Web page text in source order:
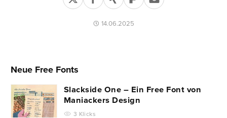
14.06.2025
Neue Free Fonts
Slackside One – Ein Free Font von
Maniackers Design
3 Klicks